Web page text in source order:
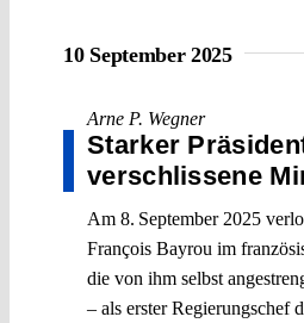
10 September 2025
Arne P. Wegner
Starker
verschlissene
Am 8. September 2025
François Bayrou im
die von ihm selbst
– als erster Regierungschef